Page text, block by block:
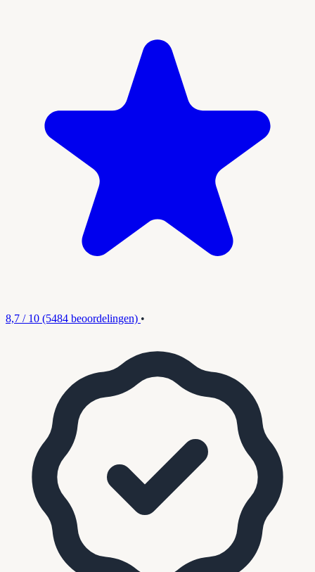
8,7 / 10 (5484 beoordelingen) •